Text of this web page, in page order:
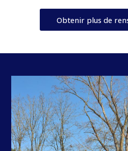
Obtenir plus de